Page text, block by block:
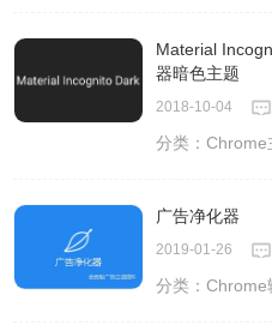
Material
器暗色主题
2018-10-04
分类：Chrome
广告净化器
2019-01-26
分类：Chrome